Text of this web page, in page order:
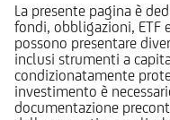
La presente pagina è
fondi, obbligazioni,
possono presentare
inclusi strumenti a
condizionatamente
investimento è
documentazione